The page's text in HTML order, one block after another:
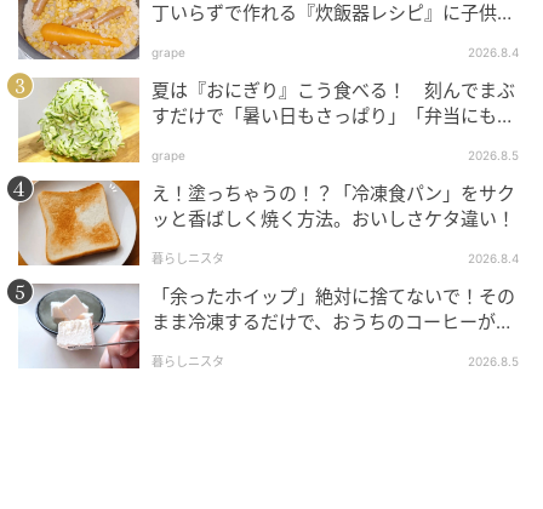
E・レシピ
2. 鍋に水気をきったジャガイモとたっぷりの水を入
れ、強火にかけて煮たったら中火にし、竹串がスッと
刺さる位までゆでる。
丁いらずで作れる『炊飯器レシピ』に子供が
grape 2026.8.4
夏は『おにぎり』こう食べる！ 刻んでまぶ
すだけで「暑い日もさっぱり」「弁当にもい
grape 2026.8.5
え！塗っちゃうの！？「冷凍食パン」をサク
ッと香ばしく焼く方法。おいしさケタ違い！
暮らしニスタ 2026.8.4
「余ったホイップ」絶対に捨てないで！その
まま冷凍するだけで、おうちのコーヒーが
暮らしニスタ 2026.8.5